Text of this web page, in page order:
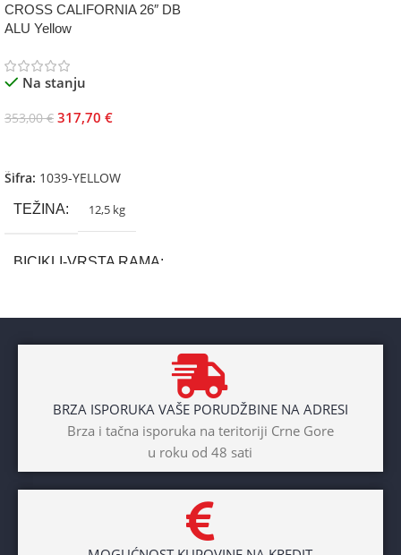
CROSS CALIFORNIA 26″ DB
ALU Yellow
Na stanju
353,00€ 317,70 €
Šifra: 1039-YELLOW
TEŽINA 12,5 kg
BICIKLI-VRSTA RAMA
Unisex
BRZA ISPORUKA VAŠE PORUDŽBINE NA ADRESI
Brza i tačna isporuka na teritoriji Crne Gore
u roku od 48 sati